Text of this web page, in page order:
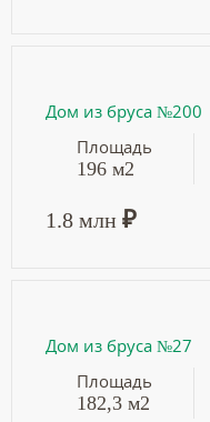
Дом из бруса №200
Площадь
196 м2
1.8 млн ₽
Дом из бруса №27
Площадь
182,3 м2